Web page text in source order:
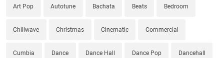
Art Pop Autotune Bachata Beats Bedroom
Chillwave Christmas Cinematic Commercial
Cumbia Dance Dance Hall Dance Pop Dancehall